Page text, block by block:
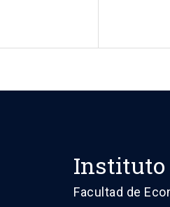
Instituto
Facultad de